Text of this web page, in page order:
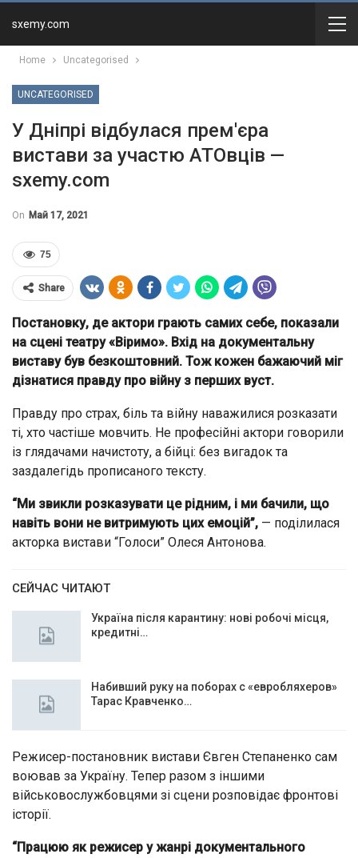
sxemy.com
Home Uncategorised
UNCATEGORISED
У Дніпрі відбулася прем'єра
вистави за участю АТОвців —
sxemy.com
On Май 17, 2021
75
Share
Постановку, де актори грають самих себе, показали
на сцені театру «Віримо». Вхід на документальну
виставу був безкоштовний. Тож кожен бажаючий міг
дізнатися правду про війну з перших вуст.
Правду про страх, біль та війну наважилися розказати
ті, хто частіше мовчить. Не професійні актори говорили
із глядачами начистоту, а бійці: без вигадок та
заздалегідь прописаного тексту.
“Ми звикли розказувати це рідним, і ми бачили, що
навіть вони не витримують цих емоцій”, — поділилася
акторка вистави “Голоси” Олеся Антонова.
СЕЙЧАС ЧИТАЮТ
Україна після карантину: нові робочі місця,
кредитні…
Набивший руку на поборах с «евробляхеров»
Тарас Кравченко…
Режисер-постановник вистави Євген Степаненко сам
воював за Україну. Тепер разом з іншими
військовослужбовцями зі сцени розповідає фронтові
історії.
“Працюю як режисер у жанрі документального